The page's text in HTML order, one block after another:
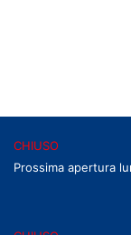
CHIUSO
Prossima apertura